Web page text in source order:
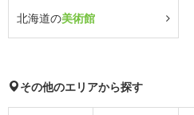
北海道の美術館
その他のエリアから探す